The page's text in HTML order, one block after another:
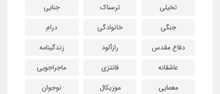
تخیلی
ترسناک
جنایی
جنگی
خانوادگی
درام
دفاع مقدس
رازآلود
زندگینامه
عاشقانه
فانتزی
ماجراجویی
معمایی
موزیکال
نوجوان